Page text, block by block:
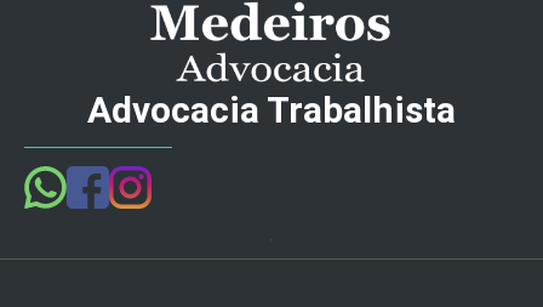
Advocacia Trabalhista